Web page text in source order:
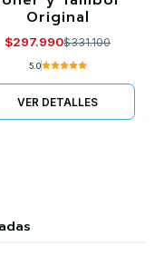
Original
$297.990$331.100
5.0
VER DETALLES